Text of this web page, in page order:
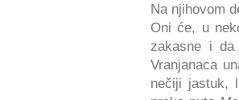
Na njihovom
Oni će, u
zakasne i
Vranjanaca
nečiji jastuk,